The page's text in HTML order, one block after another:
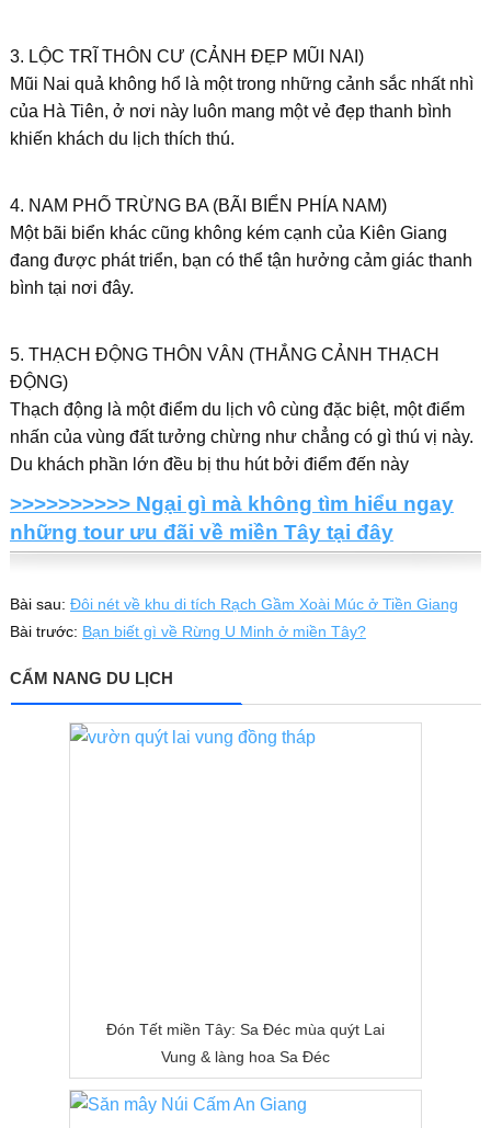
3. LỘC TRĨ THÔN CƯ (CẢNH ĐẸP MŨI NAI)
Mũi Nai quả không hổ là một trong những cảnh sắc nhất nhì
của Hà Tiên, ở nơi này luôn mang một vẻ đẹp thanh bình
khiến khách du lịch thích thú.
4. NAM PHỐ TRỪNG BA (BÃI BIỂN PHÍA NAM)
Một bãi biển khác cũng không kém cạnh của Kiên Giang
đang được phát triển, bạn có thể tận hưởng cảm giác thanh
bình tại nơi đây.
5. THẠCH ĐỘNG THÔN VÂN (THẮNG CẢNH THẠCH
ĐỘNG)
Thạch động là một điểm du lịch vô cùng đặc biệt, một điểm
nhấn của vùng đất tưởng chừng như chẳng có gì thú vị này.
Du khách phần lớn đều bị thu hút bởi điểm đến này
>>>>>>>>>> Ngại gì mà không tìm hiểu ngay
những tour ưu đãi về miền Tây tại đây
Bài sau: Đôi nét về khu di tích Rạch Gầm Xoài Múc ở Tiền Giang
Bài trước: Bạn biết gì về Rừng U Minh ở miền Tây?
CẨM NANG DU LỊCH
Đón Tết miền Tây: Sa Đéc mùa quýt Lai
Vung & làng hoa Sa Đéc